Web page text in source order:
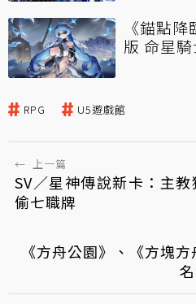
《錨點
版 命星
RPG U5遊戲館
← 上一篇
SV／星神傳說新卡：主
偷七職牌
《方舟公園》、《方塊